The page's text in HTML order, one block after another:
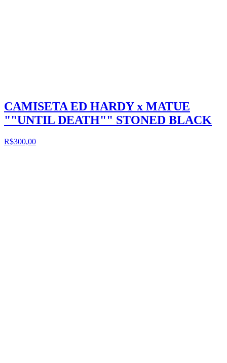
CAMISETA ED HARDY x MATUE
""UNTIL DEATH"" STONED BLACK
R$300,00